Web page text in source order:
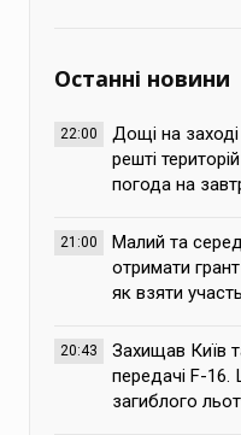
Останні новини
22:00
Дощі на заході
решті
погода на
21:00
Малий та
отримати
як взяти участь
20:43
Захищав Київ
передачі F-
загиблого